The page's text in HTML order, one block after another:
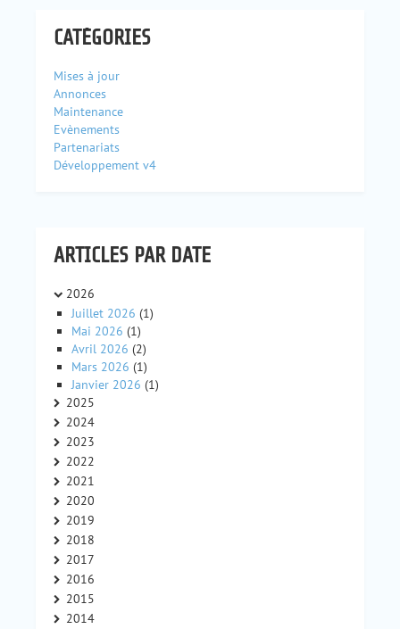
CATÉGORIES
Mises à jour
Annonces
Maintenance
Evènements
Partenariats
Développement v4
ARTICLES PAR DATE
2026
Juillet 2026 (1)
Mai 2026 (1)
Avril 2026 (2)
Mars 2026 (1)
Janvier 2026 (1)
2025
2024
2023
2022
2021
2020
2019
2018
2017
2016
2015
2014